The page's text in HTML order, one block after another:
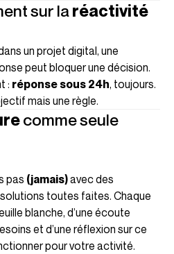
sur laréactivité
un projet digital, une
peut bloquer une décision.
: réponse sous 24h, toujours.
mais une règle.
comme seule
pas (jamais)avec des
toutes faites. Chaque
blanche, d’une écoute
et d’une réflexion sur ce
pour votre activité.